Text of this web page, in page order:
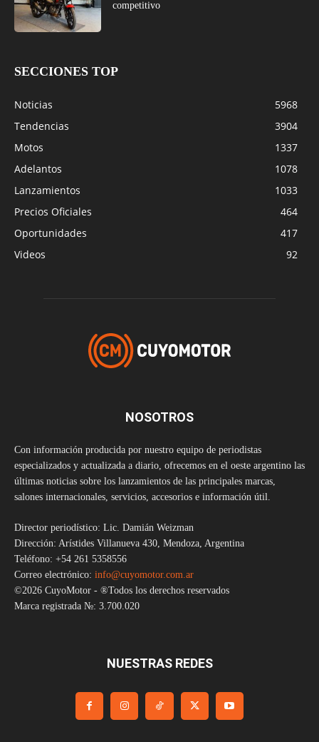
competitivo
SECCIONES TOP
Noticias
5968
Tendencias
3904
Motos
1337
Adelantos
1078
Lanzamientos
1033
Precios Oficiales
464
Oportunidades
417
Videos
92
NOSOTROS
Con información producida por nuestro equipo de periodistas
especializados y actualizada a diario, ofrecemos en el oeste argentino las
últimas noticias sobre los lanzamientos de las principales marcas,
salones internacionales, servicios, accesorios e información útil.
Director periodístico: Lic. Damián Weizman
Dirección: Arístides Villanueva 430, Mendoza, Argentina
Teléfono: +54 261 5358556
Correo electrónico: info@cuyomotor.com.ar
©2026 CuyoMotor - ®Todos los derechos reservados
Marca registrada №: 3.700.020
NUESTRAS REDES